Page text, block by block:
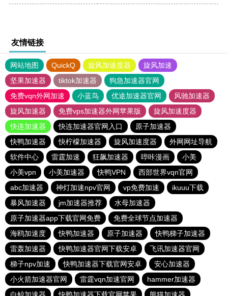
友情链接
网站地图 QuickQ 旋风加速度器
旋风加速
坚果加速器
tiktok加速器
狗急加速器官网
免费vqn外网加速
小蓝鸟 优途加速器官网
风驰加速器
旋风加速器
免费vps加速器外网苹果版
旋风加速度器
快连加速器
快连加速器官网入口
原子加速器
快鸭加速器
快柠檬加速器 旋风加速度器
外网网址导航
软件中心
雷霆加速 狂飙加速器 哔咔漫画
小美
小美vpn
小美加速器 快鸭VPN
西部世界vqn官网
abc加速器
神灯加速npv官网 vp免费加速
ikuuu下载
暴风加速器
jm加速器推荐
水母加速器
原子加速器app下载官网免费
免费全球节点加速器
海鸥加速度
快鸭加速器 原子加速器
快鸭梯子加速器
雷轰加速器
快鸭加速器官网下载安卓
飞讯加速器官网
梯子npv加速
快鸭加速器下载官网安卓
安心加速器
小火箭加速器官网
雷霆vqn加速官网
hammer加速器